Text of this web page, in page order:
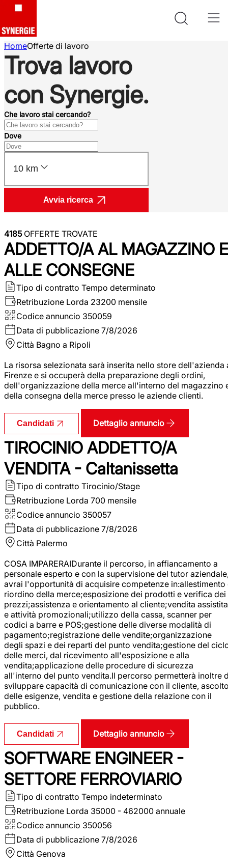
HomeOfferte di lavoro
Trova lavoro
con Synergie.
Che lavoro stai cercando?
Dove
10 km
Avvia ricerca
4185OFFERTE TROVATE
ADDETTO/A AL MAGAZZINO E
ALLE CONSEGNE
Tipo di contratto Tempo determinato
Retribuzione Lorda 23200 mensile
Codice annuncio 350059
Data di pubblicazione 7/8/2026
Città Bagno a Ripoli
La risorsa selezionata sarà inserita nello store dell'azienda
Firenze e si occuperà della preparazione degli ordini,
dell'organizzazione della merce all'interno del magazzino
della consegna della merce presso le aziende clienti.
Candidati Dettaglio annuncio
TIROCINIO ADDETTO/A
VENDITA - Caltanissetta
Tipo di contratto Tirocinio/Stage
Retribuzione Lorda 700 mensile
Codice annuncio 350057
Data di pubblicazione 7/8/2026
Città Palermo
COSA IMPARERAIDurante il percorso, in affiancamento a
personale esperto e con la supervisione del tutor
avrai l'opportunità di acquisire competenze in:allestimento
riordino della merce;esposizione dei prodotti e verifica dei
prezzi;assistenza e orientamento al cliente;vendita assistita
e attività promozionali;utilizzo della cassa, scanner per
codici a barre e POS;gestione delle diverse modalità di
pagamento;registrazione delle vendite;organizzazione
degli spazi e dei reparti del punto vendita;gestione del
delle merci, dal ricevimento all'esposizione e alla
vendita;applicazione delle procedure di sicurezza
all'interno del punto vendita.Il percorso permetterà inoltre
sviluppare capacità di comunicazione con il cliente,
delle esigenze, vendita e gestione della relazione con il
pubblico.
Candidati Dettaglio annuncio
SOFTWARE ENGINEER -
SETTORE FERROVIARIO
Tipo di contratto Tempo indeterminato
Retribuzione Lorda 35000 - 462000 annuale
Codice annuncio 350056
Data di pubblicazione 7/8/2026
Città Genova